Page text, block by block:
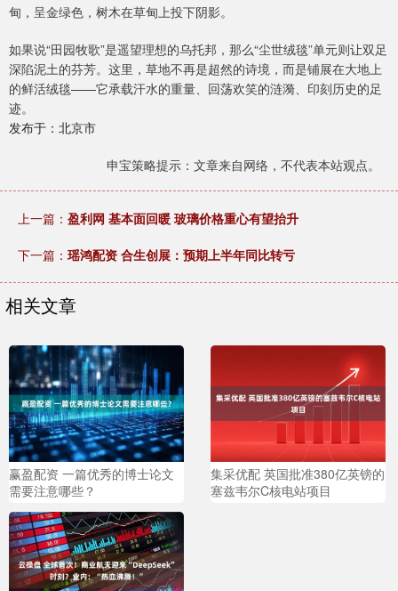
甸，呈金绿色，树木在草甸上投下阴影。
如果说“田园牧歌”是遥望理想的乌托邦，那么“尘世绒毯”单元则让双足
深陷泥土的芬芳。这里，草地不再是超然的诗境，而是铺展在大地上
的鲜活绒毯——它承载汗水的重量、回荡欢笑的涟漪、印刻历史的足
迹。
发布于：北京市
申宝策略提示：文章来自网络，不代表本站观点。
上一篇： 盈利网 基本面回暖 玻璃价格重心有望抬升
下一篇： 瑶鸿配资 合生创展：预期上半年同比转亏
相关文章
赢盈配资 一篇优秀的博士论文
需要注意哪些？
集采优配 英国批准380亿英镑的
塞兹韦尔C核电站项目